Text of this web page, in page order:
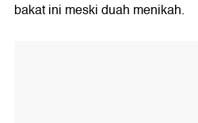
bakat ini meski duah menikah.